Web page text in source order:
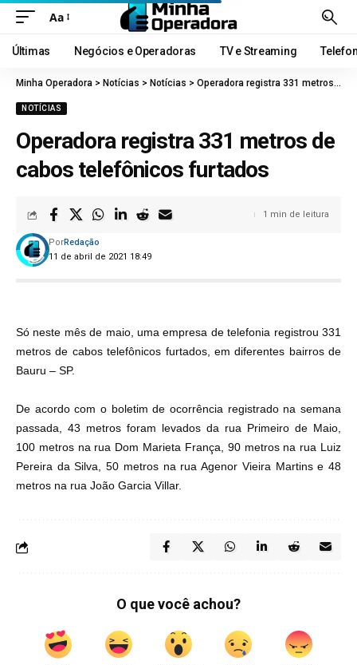
Aa
Últimas Negócios e Operadoras TV e Streaming
Minha Operadora > Notícias > Notícias > Operadora registra 331 metros de cabos telefônicos furtados
NOTÍCIAS
Operadora registra 331 metros de
cabos telefônicos furtados
11 de abril de 2021 18:49
PorRedação
1 min de leitura
Só neste mês de maio, uma empresa de telefonia registrou 331
metros de cabos telefônicos furtados, em diferentes bairros de
Bauru – SP.
De acordo com o boletim de ocorrência registrado na semana
passada, 43 metros foram levados da rua Primeiro de Maio,
100 metros na rua Dom Marieta França, 90 metros na rua Luiz
Pereira da Silva, 50 metros na rua Agenor Vieira Martins e 48
metros na rua João Garcia Villar.
O que você achou?